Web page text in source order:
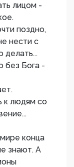
лицом -
поздно,
нести с
делать...
без Бога -
к людям со
конца
знают. А